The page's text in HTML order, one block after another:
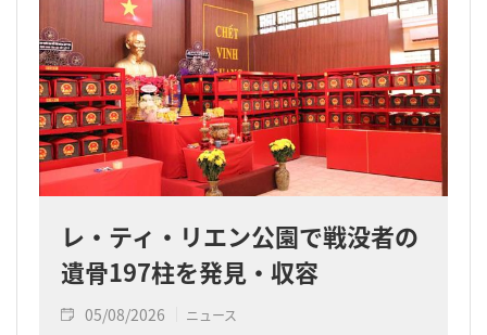
レ・ティ・リエン公園で戦没者の
遺骨197柱を発見・収容
05/08/2026 ニュース